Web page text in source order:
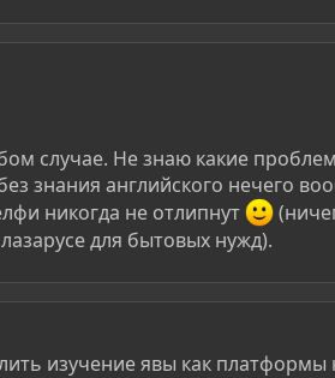
случае. Не знаю какие
знания английского нечего
никогда не отлипнут
для бытовых нужд).
изучение явы как платформы